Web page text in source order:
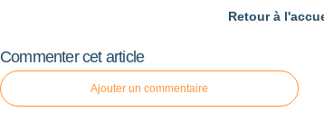
Retour à
Commenter cet article
Ajouter un commentaire